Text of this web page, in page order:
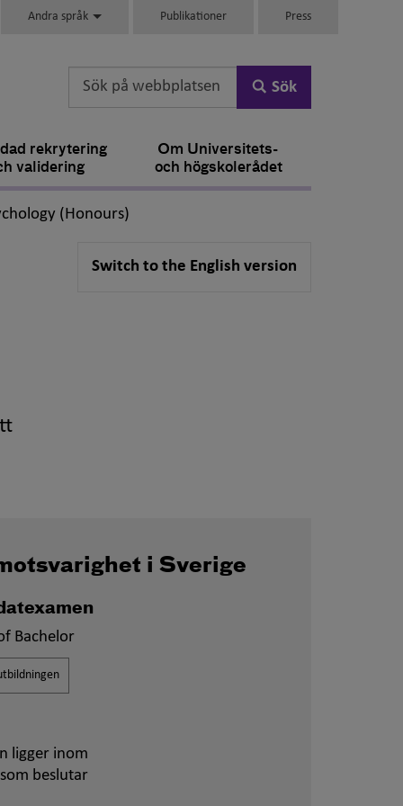
Andra språk Publikationer Press
Sök
rekrytering
validering
Om Universitets-
och högskolerådet
(Honours)
Switch to the English version
i Sverige
Bachelor
ligger inom
beslutar